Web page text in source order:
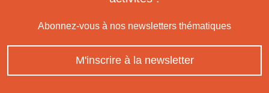
Abonnez-vous à nos newsletters thématiques
M'inscrire à la newsletter